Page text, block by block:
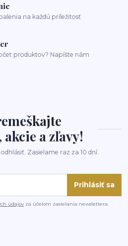
na každú príležitosť
produktov? Napíšte nám
a zľavy!
Zasielame raz za 10 dní.
Prihlásiť sa
údajov za účelom zasielania newslettera.